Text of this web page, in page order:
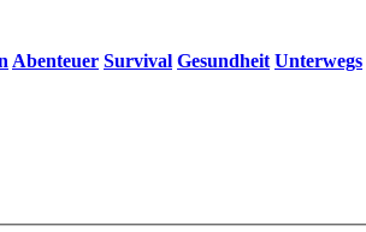
Abenteuer Survival Gesundheit Unterwegs